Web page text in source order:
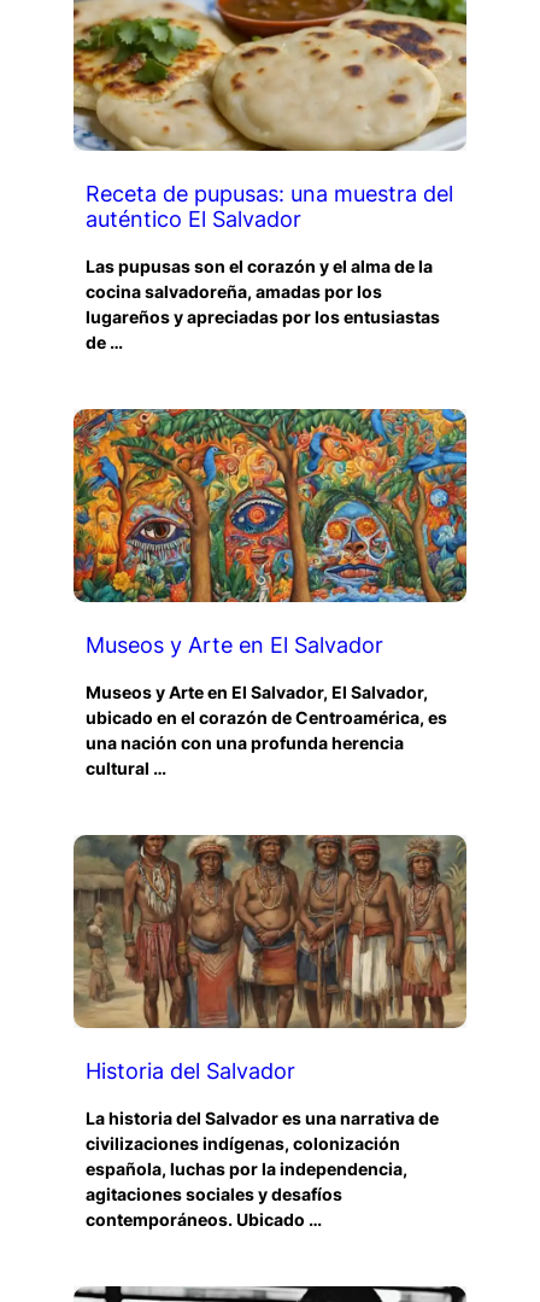
Receta de pupusas: una muestra del
auténtico El Salvador
Las pupusas son el corazón y el alma de la
cocina salvadoreña, amadas por los
lugareños y apreciadas por los entusiastas
de …
Museos y Arte en El Salvador
Museos y Arte en El Salvador, El Salvador,
ubicado en el corazón de Centroamérica, es
una nación con una profunda herencia
cultural …
Historia del Salvador
La historia del Salvador es una narrativa de
civilizaciones indígenas, colonización
española, luchas por la independencia,
agitaciones sociales y desafíos
contemporáneos. Ubicado …